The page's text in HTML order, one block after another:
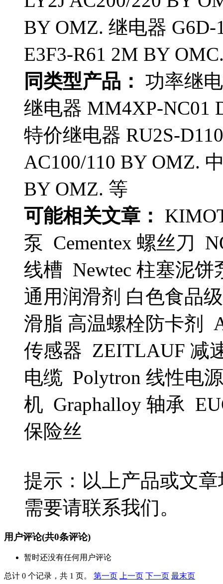
BY OMZ. 继电器
E3F3-R61 2M BY
同类型产品： 功率继
继电器 MM4XP-NC01
特价继电器 RU2S-
AC100/110 BY OMZ.
BY OMZ. 等
可能相关文章：
泵 Cementex 螺丝刀
线槽 Newtec 柱塞泥饼
通用润滑剂 白色食品
滑脂 高温螺栓防卡剂
传感器 ZEITLAUF 减
电缆 Polytron 线性电
机 Graphalloy 轴承
保险丝
提示：以上产品或文
需要请联系我们。
用户评论(共0条评论)
暂时还没有任何用户评论
总计 0 个记录，共 1 页。 第一页 上一页 下一页 最末页